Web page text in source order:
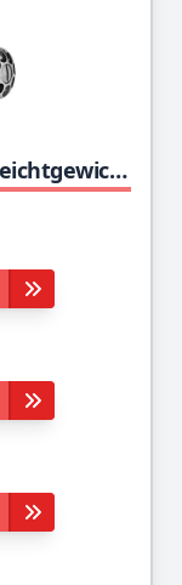
JideTech Spinning Angelrolle Leichtgewicht 4. 9: 1 spinnrolle Hochgeschwindigkeits-Übersetzungsverhältnis mit 15 + 3 rostfreier BB- und CNC-Aluminiumspule für das Süßwasser- und Salzwasserfischen